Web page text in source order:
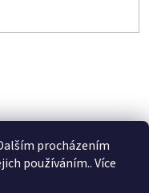
procházením
používáním.. Více
Cedulky.cz